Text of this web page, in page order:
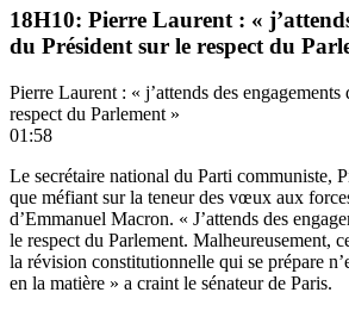
18H10: Pierre Laurent : «
du Président sur le respect du
Pierre Laurent : « j’attends des engagements
respect du Parlement »
01:58
Le secrétaire national du Parti communiste,
que méfiant sur la teneur des vœux aux
d’Emmanuel Macron. « J’attends des
le respect du Parlement. Malheureusement,
la révision constitutionnelle qui se prépare
en la matière » a craint le sénateur de Paris.